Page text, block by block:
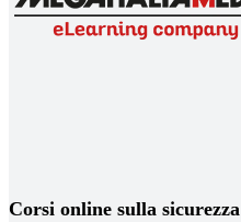
Corsi online sulla sicurezza